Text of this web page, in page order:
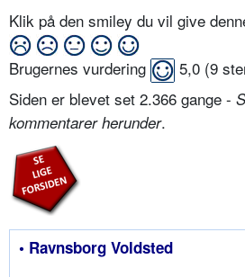
Klik på den smiley du vil give
Brugernes vurdering 5,0 (9
Siden er blevet set 2.366 gange -
kommentarer herunder.
• Ravnsborg Voldsted